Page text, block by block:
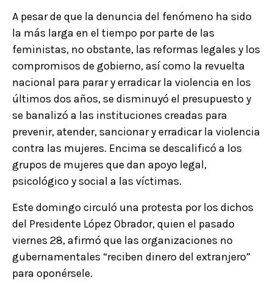
A pesar de que la denuncia del fenómeno ha sido
la más larga en el tiempo por parte de las
feministas, no obstante, las reformas legales y los
compromisos de gobierno, así como la revuelta
nacional para parar y erradicar la violencia en los
últimos dos años, se disminuyó el presupuesto y
se banalizó a las instituciones creadas para
prevenir, atender, sancionar y erradicar la violencia
contra las mujeres. Encima se descalificó a los
grupos de mujeres que dan apoyo legal,
psicológico y social a las víctimas.
Este domingo circuló una protesta por los dichos
del Presidente López Obrador, quien el pasado
viernes 28, afirmó que las organizaciones no
gubernamentales “reciben dinero del extranjero”
para oponérsele.